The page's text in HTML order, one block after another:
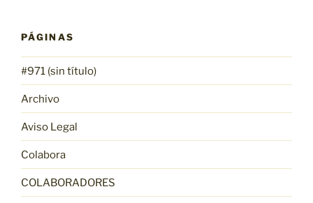
PÁGINAS
#971 (sin título)
Archivo
Aviso Legal
Colabora
COLABORADORES